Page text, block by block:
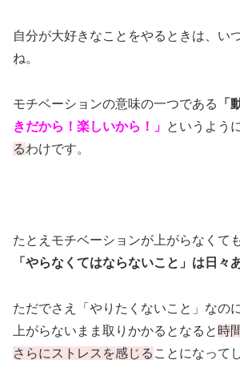
自分が大好きなことをやるときは、い
ね。
モチベーションの意味の一つである 「
きだから！楽しいから！」 というよう
るわけです。
たとえモチベーションが上がらなくても
「やらなくてはならないこと」は日々
ただでさえ「やりたくないこと」なの
上がらないまま取りかかるとなると 時
さらにストレスを感じる ことになって